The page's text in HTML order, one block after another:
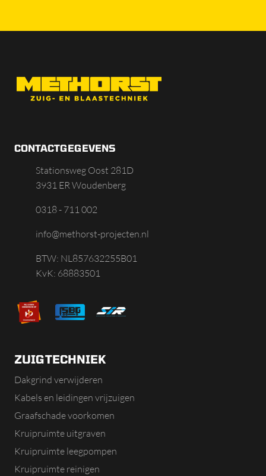
CONTACTGEGEVENS
Stationsweg Oost 281D
3931 ER Woudenberg
0318 - 711 002
info@methorst-projecten.nl
BTW: NL857632255B01
KvK: 68883501
ZUIGTECHNIEK
Dakgrind verwijderen
Kabels en leidingen vrijzuigen
Graafschade voorkomen
Kruipruimte uitgraven
Kruipruimte leegpompen
Kruipruimte reinigen